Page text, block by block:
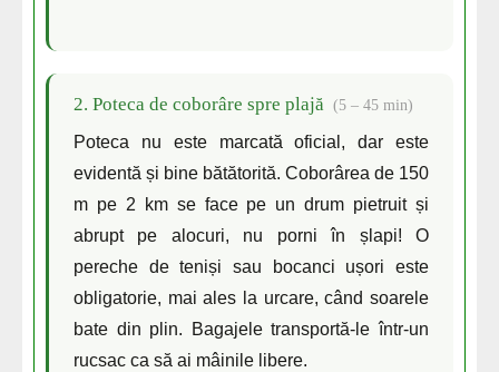
2. Poteca de coborâre spre plajă (5 – 45 min)
Poteca nu este marcată oficial, dar este
evidentă și bine bătătorită. Coborârea de 150
m pe 2 km se face pe un drum pietruit și
abrupt pe alocuri, nu porni în șlapi! O
pereche de teniși sau bocanci ușori este
obligatorie, mai ales la urcare, când soarele
bate din plin. Bagajele transportă-le într-un
rucsac ca să ai mâinile libere.